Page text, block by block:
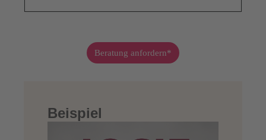
Beratung anfordern*
Beispiel